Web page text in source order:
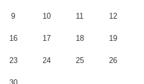
9 10 11 12
16 17 18 19
23 24 25 26